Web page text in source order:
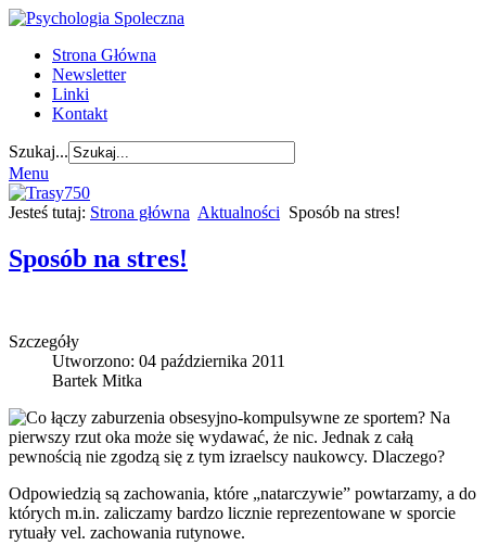
Strona Główna
Newsletter
Linki
Kontakt
Szukaj...
Menu
Jesteś tutaj: Strona główna Aktualności Sposób na stres!
Sposób na stres!
Szczegóły
Utworzono: 04 października 2011
Bartek Mitka
Co łączy zaburzenia obsesyjno-kompulsywne ze sportem? Na
pierwszy rzut oka może się wydawać, że nic. Jednak z całą
pewnością nie zgodzą się z tym izraelscy naukowcy. Dlaczego?
Odpowiedzią są zachowania, które „natarczywie” powtarzamy, a do
których m.in. zaliczamy bardzo licznie reprezentowane w sporcie
rytuały vel. zachowania rutynowe.